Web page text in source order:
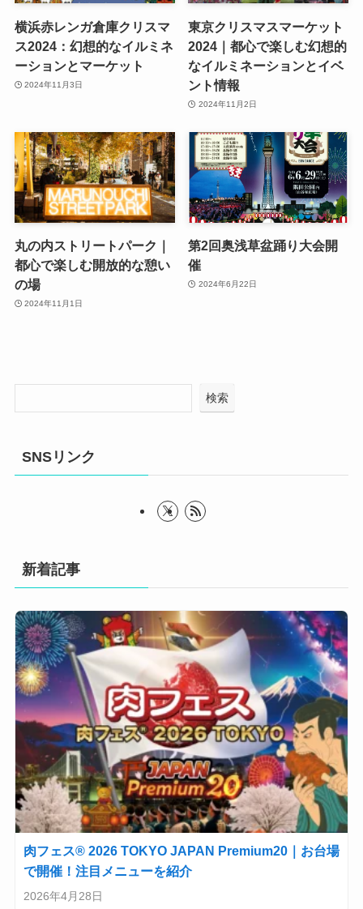
横浜赤レンガ倉庫クリスマ
ス2024：幻想的なイルミネ
ーションとマーケット
2024年11月3日
東京クリスマスマーケット
2024｜都心で楽しむ幻想的
なイルミネーションとイベ
ント情報
2024年11月2日
丸の内ストリートパーク｜
都心で楽しむ開放的な憩い
の場
2024年11月1日
第2回奥浅草盆踊り大会開
催
2024年6月22日
検索
SNSリンク
新着記事
肉フェス® 2026 TOKYO JAPAN Premium20｜お台場
で開催！注目メニューを紹介
2026年4月28日